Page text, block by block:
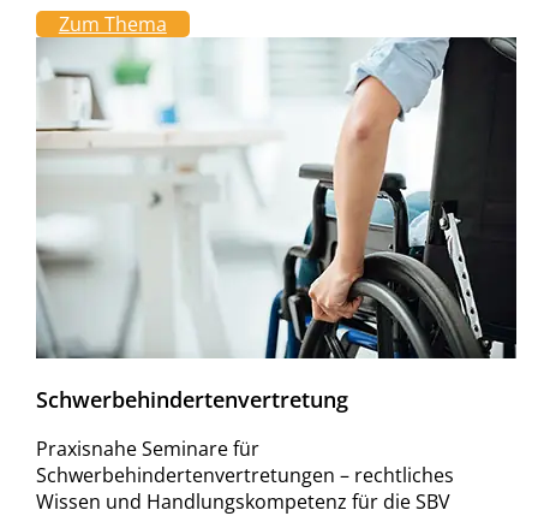
Zum Thema
Schwerbehindertenvertretung
Praxisnahe Seminare für
Schwerbehindertenvertretungen – rechtliches
Wissen und Handlungskompetenz für die SBV